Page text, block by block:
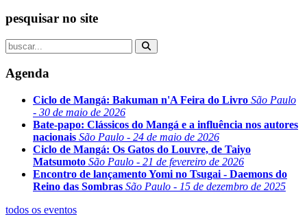
pesquisar no site
Agenda
Ciclo de Mangá: Bakuman n'A Feira do Livro São Paulo
- 30 de maio de 2026
Bate-papo: Clássicos do Mangá e a influência nos autores
nacionais São Paulo - 24 de maio de 2026
Ciclo de Mangá: Os Gatos do Louvre, de Taiyo
Matsumoto São Paulo - 21 de fevereiro de 2026
Encontro de lançamento Yomi no Tsugai - Daemons do
Reino das Sombras São Paulo - 15 de dezembro de 2025
todos os eventos